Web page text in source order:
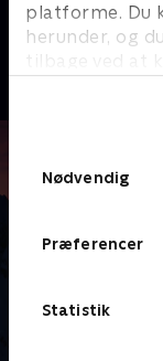
platforme. Du
herunder, og
tilbage ved at
Nødvendig
Præferencer
Statistik
Sport Fokus